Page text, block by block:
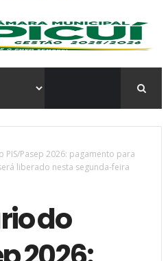
PIS/Pasep 2026: pagamento para
liberado nesta segunda-feira
do